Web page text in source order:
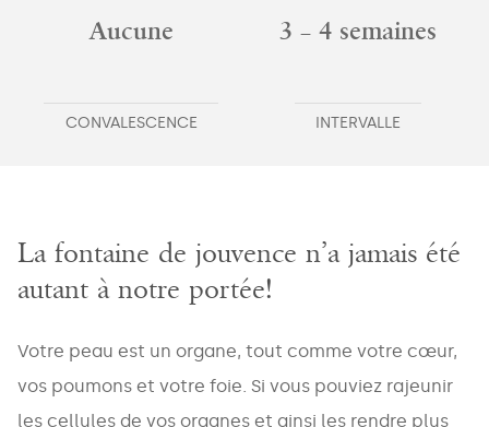
Aucune
CONVALESCENCE
3 – 4 semaines
INTERVALLE
La fontaine de jouvence n’a jamais été
autant à notre portée!
Votre peau est un organe, tout comme votre cœur,
vos poumons et votre foie. Si vous pouviez rajeunir
les cellules de vos organes et ainsi les rendre plus